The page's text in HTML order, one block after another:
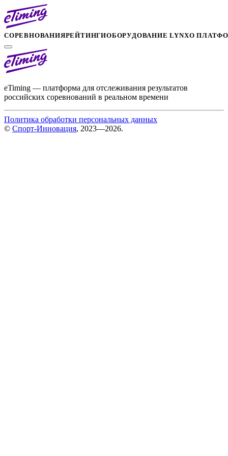
СОРЕВНОВАНИЯРЕЙТИНГИОБОРУДОВАНИЕ LYNXО
eTiming — платформа для отслеживания результатов
российских соревнований в реальном времени
Политика обработки персональных данных
© Спорт-Инновация, 2023—2026.